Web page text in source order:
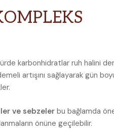
karbonhidratlar ruh halini
artışını sağlayarak gün
ve sebzeler bu bağlamda
önüne geçilebilir.